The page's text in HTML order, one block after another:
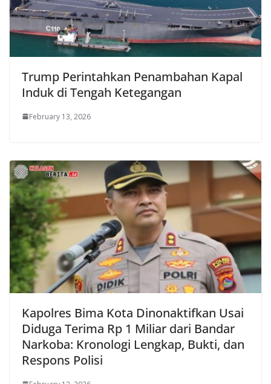
Trump Perintahkan Penambahan Kapal
Induk di Tengah Ketegangan
February 13, 2026
Kapolres Bima Kota Dinonaktifkan Usai
Diduga Terima Rp 1 Miliar dari Bandar
Narkoba: Kronologi Lengkap, Bukti, dan
Respons Polisi